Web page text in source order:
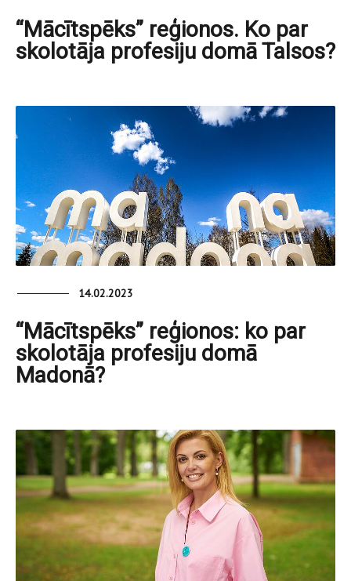
“Mācītspēks” reģionos. Ko par
skolotāja profesiju domā Talsos?
14.02.2023
“Mācītspēks” reģionos: ko par
skolotāja profesiju domā
Madonā?